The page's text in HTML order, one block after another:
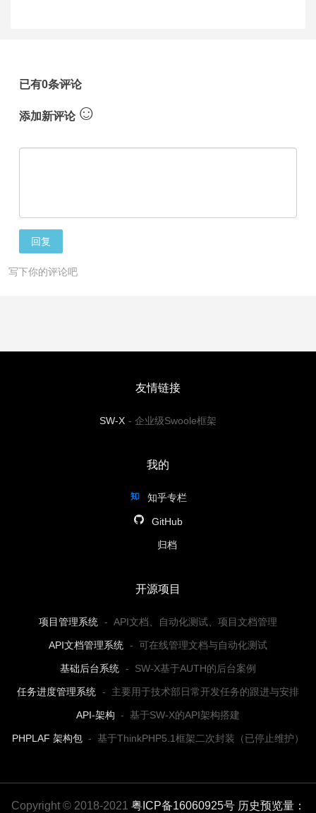
已有0条评论
添加新评论☺
回复
写下你的评论吧
友情链接
SW-X - 企业级Swoole框架
我的
知乎专栏
GitHub
归档
开源项目
项目管理系统 - API文档、自动化测试、项目文档管理
API文档管理系统 - 可在线管理文档与自动化测试
基础后台系统 - SW-X基于AUTH的后台案例
任务进度管理系统 - 主要用于技术部日常开发任务的跟进与安排
API-架构 - 基于SW-X的API架构搭建
PHPLAF 架构包 - 基于ThinkPHP5.1框架二次封装（已停止维护）
Copyright © 2018-2021 粤ICP备16060925号 历史预览量：